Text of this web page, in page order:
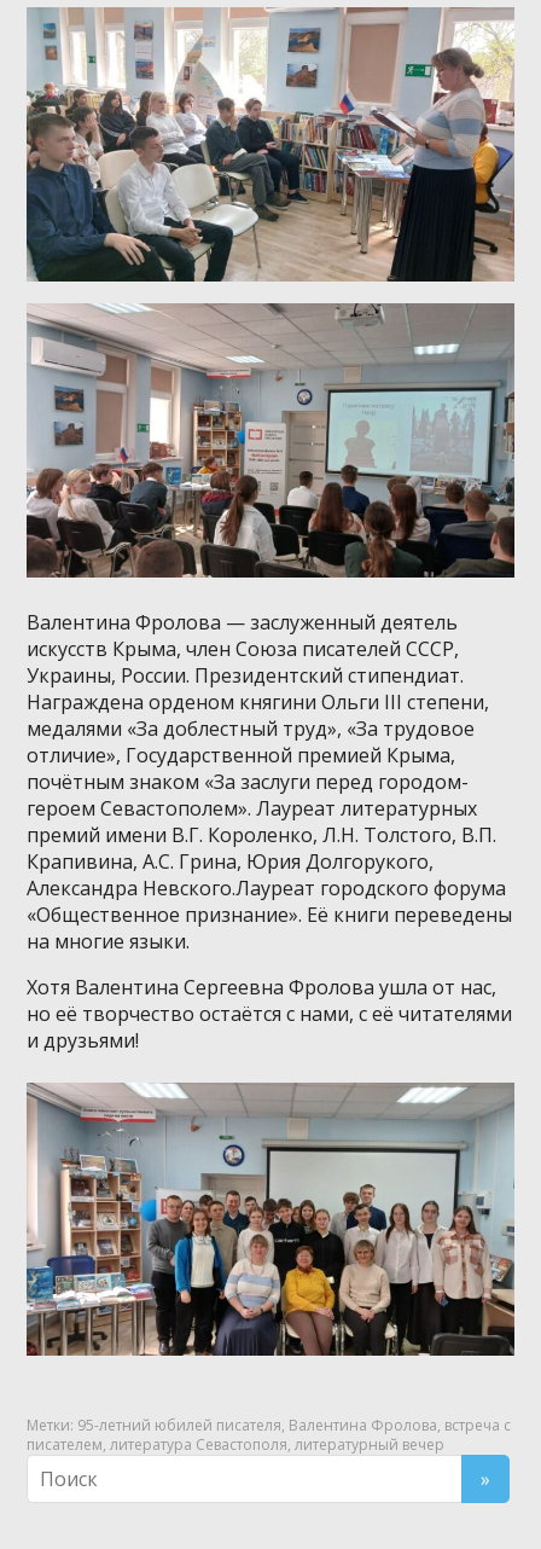
Валентина Фролова — заслуженный деятель
искусств Крыма, член Союза писателей СССР,
Украины, России. Президентский стипендиат.
Награждена орденом княгини Ольги III степени,
медалями «За доблестный труд», «За трудовое
отличие», Государственной премией Крыма,
почётным знаком «За заслуги перед городом-
героем Севастополем». Лауреат литературных
премий имени В.Г. Короленко, Л.Н. Толстого, В.П.
Крапивина, А.С. Грина, Юрия Долгорукого,
Александра Невского.Лауреат городского форума
«Общественное признание». Её книги переведены
на многие языки.
Хотя Валентина Сергеевна Фролова ушла от нас,
но её творчество остаётся с нами, с её читателями
и друзьями!
Метки: 95-летний юбилей писателя, Валентина Фролова, встреча с
писателем,литература Севастополя,литературный вечер